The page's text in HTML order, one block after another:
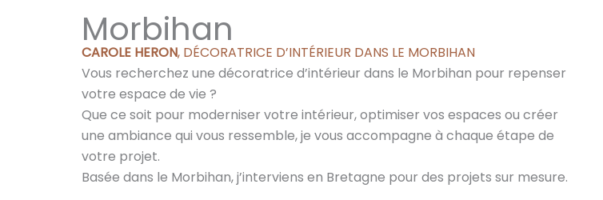
Morbihan
CAROLE HERON, DÉCORATRICE D’INTÉRIEUR DANS LE MORBIHAN
Vous recherchez une décoratrice d’intérieur dans le Morbihan pour repenser
votre espace de vie ?
Que ce soit pour moderniser votre intérieur, optimiser vos espaces ou créer
une ambiance qui vous ressemble, je vous accompagne à chaque étape de
votre projet.
Basée dans le Morbihan, j’interviens en Bretagne pour des projets sur mesure.